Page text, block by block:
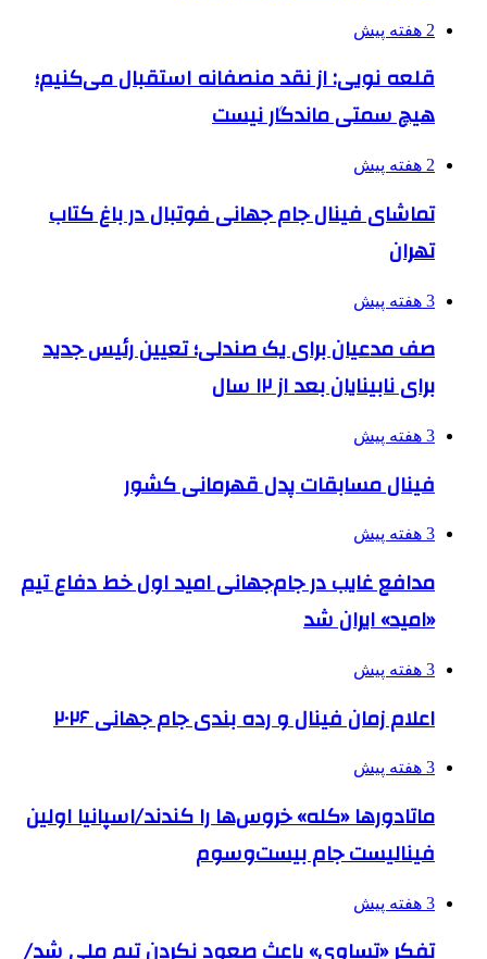
2 هفته پیش
قلعه نویی: از نقد منصفانه استقبال می‌کنیم؛
هیچ سمتی ماندگار نیست
2 هفته پیش
تماشای فینال جام جهانی فوتبال در باغ کتاب
تهران
3 هفته پیش
صف مدعیان برای یک صندلی؛ تعیین رئیس جدید
برای نابینایان بعد از ۱۲ سال
3 هفته پیش
فینال مسابقات پدل قهرمانی کشور
3 هفته پیش
مدافع غایب در جام‌جهانی امید اول خط دفاع تیم
«امید» ایران شد
3 هفته پیش
اعلام زمان فینال و رده بندی جام جهانی ۲۰۲۶
3 هفته پیش
ماتادورها «کله» خروس‌ها را کندند/اسپانیا اولین
فینالیست جام بیست‌وسوم
3 هفته پیش